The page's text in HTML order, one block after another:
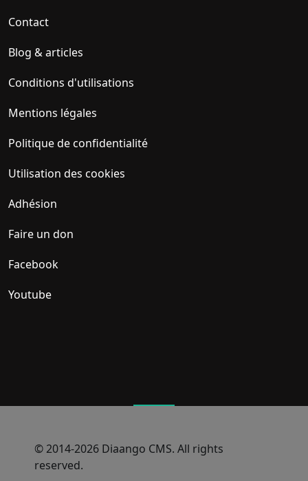
Startups dans le e-commerce
Contact
Blog & articles
Conditions d'utilisations
Mentions légales
Politique de confidentialité
Utilisation des cookies
Adhésion
Faire un don
Facebook
Youtube
© 2014-2026 Diaango CMS. All rights
reserved.